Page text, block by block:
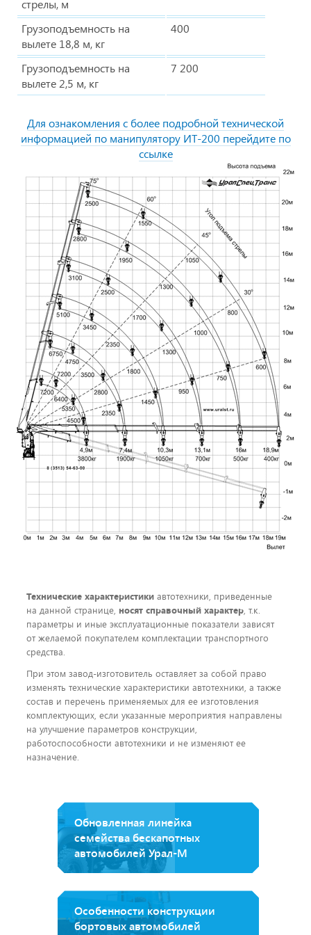
стрелы, м
Грузоподъемность на
вылете 18,8 м, кг
400
Грузоподъемность на
вылете 2,5 м, кг
7 200
Для ознакомления с более подробной технической
информацией по манипулятору ИТ-200 перейдите по
ссылке
Технические характеристики автотехники, приведенные
на данной странице, носят справочный характер, т.к.
параметры и иные эксплуатационные показатели зависят
от желаемой покупателем комплектации транспортного
средства.
При этом завод-изготовитель оставляет за собой право
изменять технические характеристики автотехники, а также
состав и перечень применяемых для ее изготовления
комплектующих, если указанные мероприятия направлены
на улучшение параметров конструкции,
работоспособности автотехники и не изменяют ее
назначение.
Обновленная линейка
семейства бескапотных
автомобилей Урал-М
Особенности конструкции
бортовых автомобилей